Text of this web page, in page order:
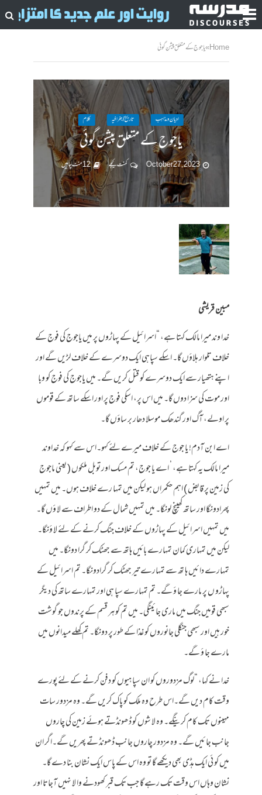
Home
»یاجوج کے متعلق پیشن گوئی
ادیان ومذاہب تاریخ / جغرافیہ کلام
یاجوج کے متعلق پیشن گوئی
October 27, 2023 کمنت کیجے 12 منٹ چاہیں
مبین قریشی
خدا وند میرا مالک کہتا ہے، “اسرائیل کے پہاڑوں پر میں یاجوج کی فوج کے
خلاف تلوار ہلاؤں گا۔ اسکے سپاہی ایک دوسرے کے خلاف لڑیں گے اور
اپنے ہتھیار سے ایک دوسرے کو قتل کریں گے۔ میں یاجوج کی فوج کو وبا
اور موت کی سزا دوں گا۔ میں اس پر، اسکی فوج پر اور اسکے ساتھ کے قوموں
پر اولے، آگ اور گندھک موسلا دھار بر ساؤں گا۔
اے ابن آدم! یا جوج کے خلاف میرے لئے کہو۔اس سے کہو کہ خداوند
میرا مالک یہ کہتا ہے، ’ اے یا جوج، تم مسک اور توبل ملکوں ( یعنی ماجوج
کی زمین پر قابض ) اہم حکمراں ہو لیکن میں تمہا رے خلاف ہوں۔ میں تمہیں
پھرادونگا اور ساتھ کھینچ لونگا۔ میں تمہیں شمال کے دو اطراف سے لا ؤں گا۔
میں تمہیں اسرائیل کے پہاڑوں کے خلاف جنگ کرنے کے لئے لا ؤنگا۔
لیکن میں تمہاری کمان تمہارے بائیں ہاتھ سے جھٹک کر گرا دونگا۔ میں
تمہارے دا ئیں ہا تھ سے تمہارے تیر جھٹک کر گرادونگا۔ تم اسرائیل کے
پہاڑو ں پر مارے جا ؤ گے۔ تم تمہارے سپا ہی اور تمہارے ساتھ کی دیگر
سبھی قومیں جنگ میں ماری جا ئینگی۔ میں تم کو ہر قسم کے پرندوں جو گوشت
خور ہیں اور سبھی جنگلی جانوروں کو غذا کے طور پر دونگا۔ تم کھلے میدانوں میں
مارے جا ؤ گے۔
خدا نے کہا، “لوگ مزدوروں کو ان سپا ہیوں کو دفن کرنے کے لئے پورے
وقت کام دیں گے۔اس طرح وہ ملک کو پاک کریں گے۔ وہ مزدور سات
مہینوں تک کام کرینگے۔ وہ لا شوں کو ڈھونڈتے ہوئے زمین کی چاروں
جانب جا ئیں گے۔ وہ مزدور چاروں جانب ڈھونڈ تے پھریں گے۔اگر ان
میں کو ئی ایک ہڈی بھی دیکھے گا تو وہ اس کے پاس ایک نشان بنا دے گا۔
نشان وہاں اس وقت تک رہے گا جب تک قبر کھودنے وا لا نہیں آجاتا اور